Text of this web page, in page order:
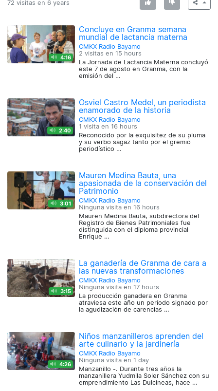
72 visitas en 6 years
4:16
Concluye en Granma semana
mundial de lactancia materna
CMKX Radio Bayamo
2 visitas en 15 hours
La Jornada de Lactancia Materna concluyó
este 7 de agosto en Granma, con la
emisión del …
2:40
Osviel Castro Medel, un periodista
enamorado de la historia
CMKX Radio Bayamo
1 visita en 16 hours
Reconocido por la exquisitez de su pluma
y su verbo sagaz tanto por el gremio
periodístico …
3:01
Mauren Medina Bauta, una
apasionada de la conservación del
Patrimonio
CMKX Radio Bayamo
Ninguna visita en 16 hours
Mauren Medina Bauta, subdirectora del
Registro de Bienes Patrimoniales fue
distinguida con el diploma provincial
Enrique …
3:15
La ganadería de Granma de cara a
las nuevas transformaciones
CMKX Radio Bayamo
Ninguna visita en 17 hours
La producción ganadera en Granma
atraviesa este año un período signado por
la agudización de carencias …
4:26
Niños manzanilleros aprenden del
arte culinario y la jardinería
CMKX Radio Bayamo
Ninguna visita en 1 day
Manzanillo -. Durante tres años la
manzanillera Yudmila Soler Sánchez con su
emprendimiento Las Dulcineas, hace …